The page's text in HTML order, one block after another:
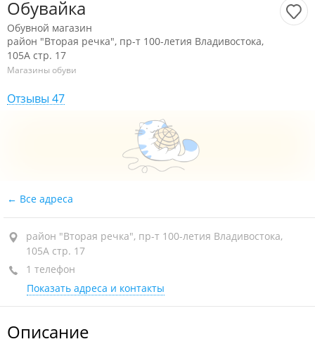
Обувайка
Обувной магазин
район "Вторая речка", пр-т 100-летия Владивостока,
105А стр. 17
Магазины обуви
Отзывы 47
Все адреса
район "Вторая речка", пр-т 100-летия Владивостока,
105А стр. 17
1 телефон
Показать адреса и контакты
Описание